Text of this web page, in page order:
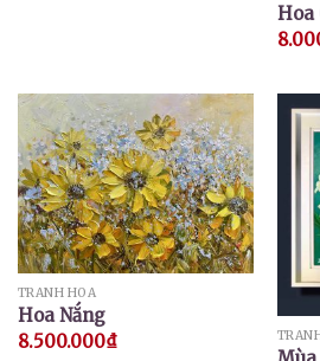
Hoa
TRANH HOA
Hoa Nắng
8.500.000₫